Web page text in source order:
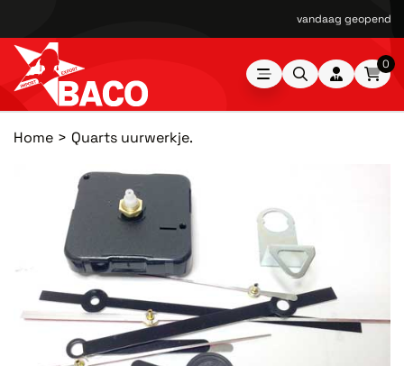
vandaag geopend
0
Home Quarts uurwerkje.